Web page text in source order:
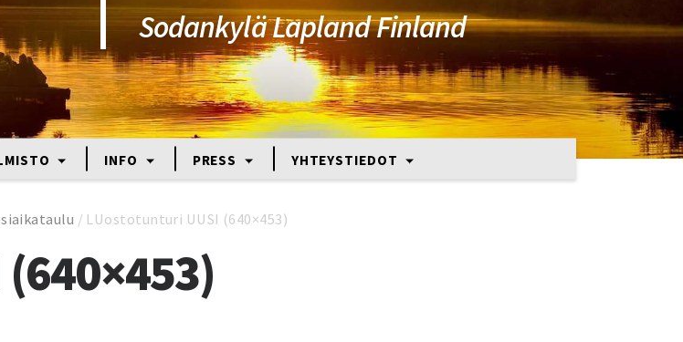
Sodankylä Lapland Finland
INFO PRESS YHTEYSTIEDOT
/ LUostotunturi UUSI (640×453)